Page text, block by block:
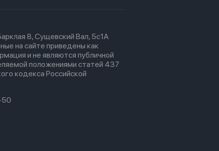
8, Сущевский Вал, 5с1А
на сайте приведены как
и не являются публичной
положениями статей 437
кодекса Российской
50